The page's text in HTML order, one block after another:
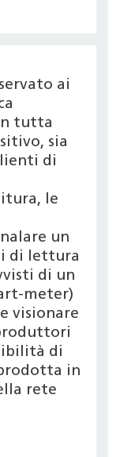
ai
tutta
sia
di
le
un
di lettura
di un
meter)
visionare
di
in
rete